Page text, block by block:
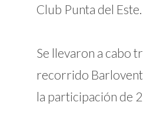
Club Punta del Este.
Se llevaron a cabo
recorrido
la participación de